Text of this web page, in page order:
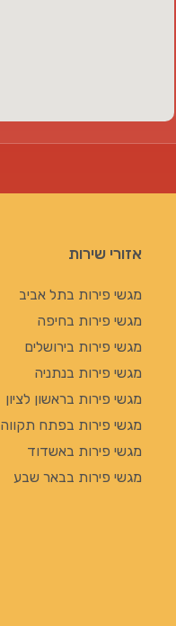
אזורי שירות
מגשי פירות בתל אביב
מגשי פירות בחיפה
מגשי פירות בירושלים
מגשי פירות בנתניה
מגשי פירות בראשון לציון
מגשי פירות בפתח תקווה
מגשי פירות באשדוד
מגשי פירות בבאר שבע